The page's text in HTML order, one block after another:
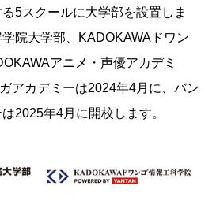
5スクールに大学部を設置しま
院大学部、KADOKAWAドワン
アニメ・声優アカデミ
アカデミーは2024年4月に、バン
2025年4月に開校します。